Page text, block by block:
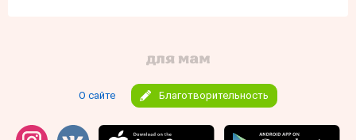
О сайте Благотворительность